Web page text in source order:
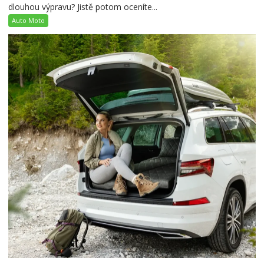
dlouhou výpravu? Jistě potom oceníte...
Auto Moto